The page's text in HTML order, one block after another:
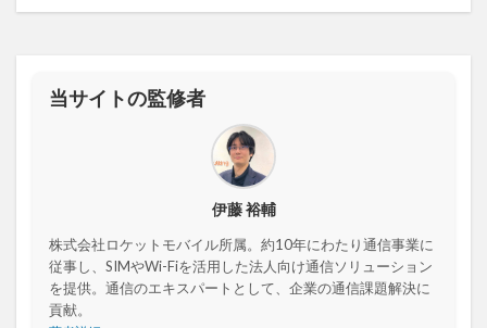
当サイトの監修者
伊藤 裕輔
株式会社ロケットモバイル所属。約10年にわたり通信事業に
従事し、SIMやWi-Fiを活用した法人向け通信ソリューション
を提供。通信のエキスパートとして、企業の通信課題解決に
貢献。